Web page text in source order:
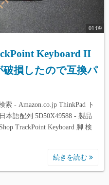
01:09
Keyboard II
損したので互換パ
索 - Amazon.co.jp ThinkPad ト
本語配列 5D50X49588 - 製品
TrackPoint Keyboard 脚 検
続きを読む